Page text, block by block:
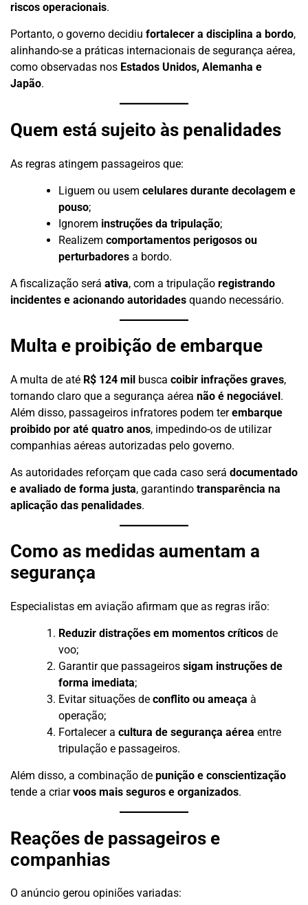
riscos operacionais.
Portanto, o governo decidiu fortalecer a disciplina a bordo,
alinhando-se a práticas internacionais de segurança aérea,
como observadas nos Estados Unidos, Alemanha e
Japão.
Quem está sujeito às penalidades
As regras atingem passageiros que:
Liguem ou usem celulares durante decolagem e
pouso;
Ignorem instruções da tripulação;
Realizem comportamentos perigosos ou
perturbadores a bordo.
A fiscalização será ativa, com a tripulação registrando
incidentes e acionando autoridades quando necessário.
Multa e proibição de embarque
A multa de até R$ 124 mil busca coibir infrações graves,
tornando claro que a segurança aérea não é negociável.
Além disso, passageiros infratores podem terembarque
proibido por até quatro anos, impedindo-os de utilizar
companhias aéreas autorizadas pelo governo.
As autoridades reforçam que cada caso será documentado
e avaliado de forma justa, garantindo transparência na
aplicação das penalidades.
Como as medidas aumentam a
segurança
Especialistas em aviação afirmam que as regras irão:
Reduzir distrações em momentos críticos de
voo;
Garantir que passageiros sigam instruções de
forma imediata;
Evitar situações de conflito ou ameaça à
operação;
Fortalecer a cultura de segurança aérea entre
tripulação e passageiros.
Além disso, a combinação de punição e conscientização
tende a criarvoos mais seguros e organizados.
Reações de passageiros e
companhias
O anúncio gerou opiniões variadas: